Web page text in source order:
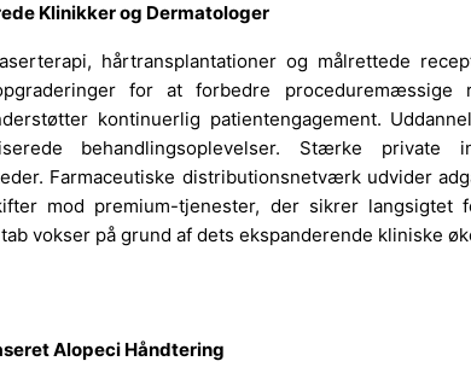
Klinikker og Dermatologer
hårtransplantationer og målrettede
for at forbedre proceduremæssige
kontinuerlig patientengagement.
behandlingsoplevelser. Stærke private
Farmaceutiske distributionsnetværk udvider
mod premium-tjenester, der sikrer langsigtet
vokser på grund af dets ekspanderende kliniske
Alopeci Håndtering